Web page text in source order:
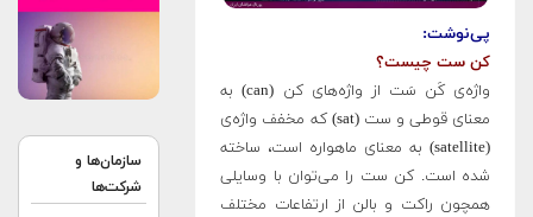
پی‌نوشت:
کن ست چیست؟
واژه‌ی کَن سَت از واژه‌های کن (can) به
معنای قوطی و ست (sat) که مخفف واژه‌ی
(satellite) به معنای ماهواره است، ساخته
شده است. کن ست را می‌توان با وسایلی
همچون راکت و بالن از ارتفاعات مختلف
سازمان‌ها و
شرکت‌ها